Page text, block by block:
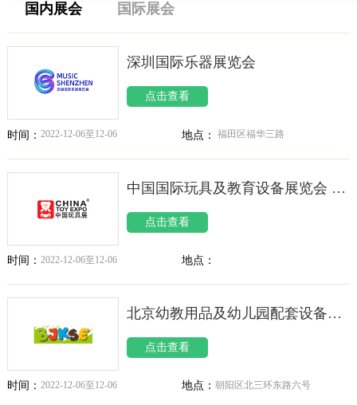
国内展会 国际展会
深圳国际乐器展览会
点击查看
时间： 2022-12-06至12-06 地点： 福田区福华三路
中国国际玩具及教育设备展览会 CTE
点击查看
时间： 2022-12-06至12-06 地点：
北京幼教用品及幼儿园配套设备展览会 BJKSE
点击查看
时间： 2022-12-06至12-06 地点：朝阳区北三环东路六号